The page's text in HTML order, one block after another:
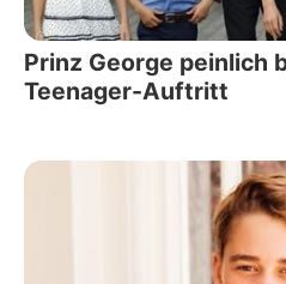
Prinz George peinlich
Teenager-Auftritt